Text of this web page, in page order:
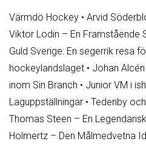
Värmdö Hockey • Arvid
Viktor Lodin – En Framstående
Guld Sverige: En segerrik resa
hockeylandslaget • Johan
inom Sin Branch • Junior VM i
Laguppställningar • Tedenby
Thomas Steen – En
Holmertz – Den Målmedvetna